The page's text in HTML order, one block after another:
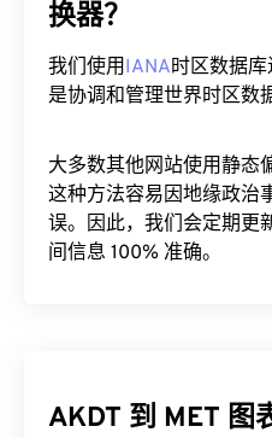
换器？
我们使用IANA时区数据
是协调和管理世界时区数
大多数其他网站使用静态
这种方法容易因地缘政治
误。因此，我们会定期更
间信息 100% 准确。
AKDT 到 MET 图